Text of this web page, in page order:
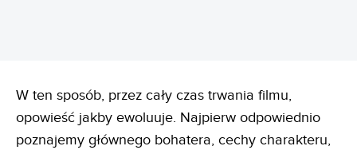
W ten sposób, przez cały czas trwania filmu,
opowieść jakby ewoluuje. Najpierw odpowiednio
poznajemy głównego bohatera, cechy charakteru,